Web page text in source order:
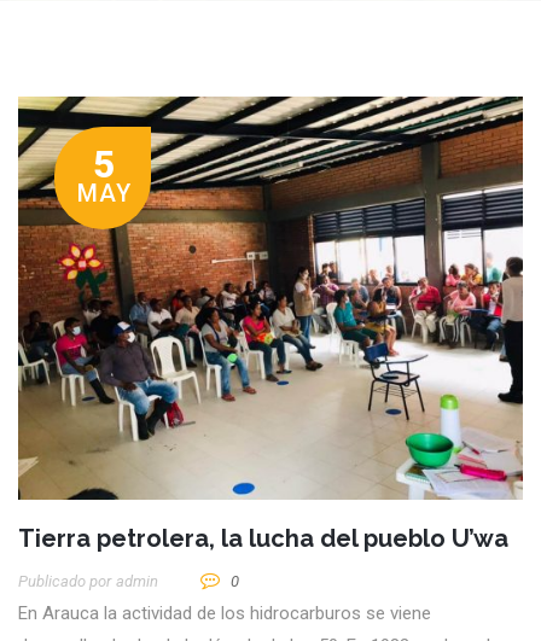
5
MAY
Tierra petrolera, la lucha del pueblo U’wa
Publicado por Admin 0
En Arauca la actividad de los hidrocarburos se viene